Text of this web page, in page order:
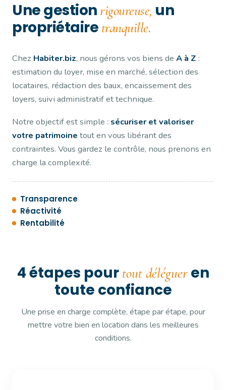
Une gestionrigoureuse, un
propriétaire tranquille.
Chez Habiter.biz, nous gérons vos biens de A à Z :
estimation du loyer, mise en marché, sélection des
locataires, rédaction des baux, encaissement des
loyers, suivi administratif et technique.
Notre objectif est simple : sécuriser et valoriser
votre patrimoine tout en vous libérant des
contraintes. Vous gardez le contrôle, nous prenons en
charge la complexité.
Transparence
Réactivité
Rentabilité
4 étapes pour tout délégueren
toute confiance
Une prise en charge complète, étape par étape, pour
mettre votre bien en location dans les meilleures
conditions.